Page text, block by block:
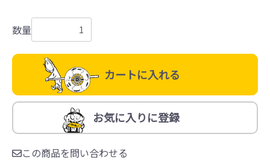
数量
カートに入れる
お気に入りに登録
この商品を問い合わせる